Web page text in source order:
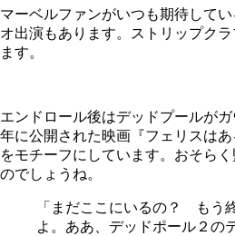
マーベルファンがいつも期待して
オ出演もあります。ストリップク
ます。
エンドロール後はデッドプールが
年に公開された映画『フェリスは
をモチーフにしています。おそら
のでしょうね。
「まだここにいるの？ もう
よ。ああ、デッドポール２の